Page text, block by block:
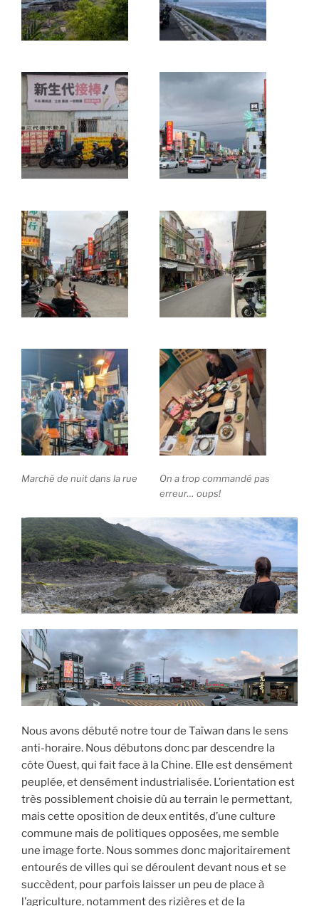
Marché de nuit dans la rue
On a trop commandé pas
erreur… oups!
Nous avons débuté notre tour de Taïwan dans le sens
anti-horaire. Nous débutons donc par descendre la
côte Ouest, qui fait face à la Chine. Elle est densément
peuplée, et densément industrialisée. L’orientation est
très possiblement choisie dû au terrain le permettant,
mais cette oposition de deux entités, d’une culture
commune mais de politiques opposées, me semble
une image forte. Nous sommes donc majoritairement
entourés de villes qui se déroulent devant nous et se
succèdent, pour parfois laisser un peu de place à
l’agriculture, notamment des rizières et de la